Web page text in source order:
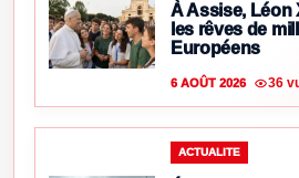
À Assise, Léon
les rêves de
Européens
6 AOÛT 2026 36
ACTUALITE